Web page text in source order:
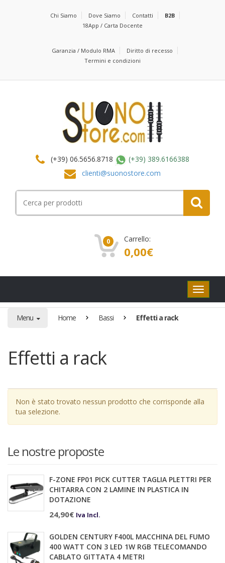
Chi Siamo Dove Siamo Contatti
B2B
18App / Carta Docente
Garanzia / Modulo RMA
Diritto di recesso
Termini e condizioni
(+39) 06.5656.8718
(+39) 389.6166388
clienti@suonostore.com
per:
0 Carrello:
0,00€
Pulsanti
di
Menu Home Bassi Effetti a rack
Effetti a rack
Non è stato trovato nessun prodotto che corrisponde alla
tua selezione.
Le nostre proposte
F-ZONE FP01 PICK CUTTER TAGLIA PLETTRI PER
CHITARRA CON 2 LAMINE IN PLASTICA IN
DOTAZIONE
24,90€ Iva Incl.
GOLDEN CENTURY F400L MACCHINA DEL FUMO
400 WATT CON 3 LED 1W RGB TELECOMANDO
CABLATO GITTATA 4 METRI